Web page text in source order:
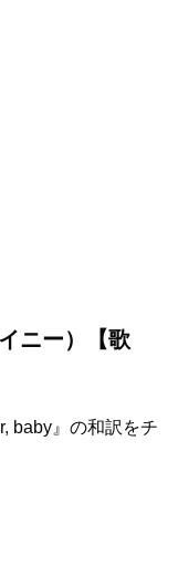
ニー）【歌
baby』の和訳をチ